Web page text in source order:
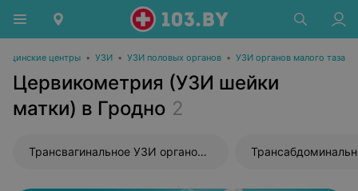
центры • УЗИ • УЗИ половых органов • УЗИ органов малого таза
Цервикометрия (УЗИ шейки
матки) в Гродно 2
Трансвагинальное УЗИ органов малого таза